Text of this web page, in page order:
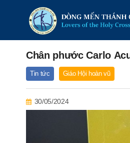
Chân phước Carlo
Tin tức Giáo Hội hoàn vũ
30/05/2024